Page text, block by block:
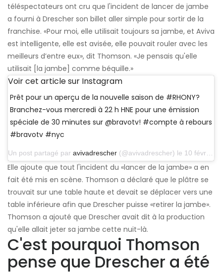
téléspectateurs ont cru que l'incident de lancer de jambe
a fourni à Drescher son billet aller simple pour sortir de la
franchise. «Pour moi, elle utilisait toujours sa jambe, et Aviva
est intelligente, elle est avisée, elle pouvait rouler avec les
meilleurs d’entre eux», dit Thomson. «Je pensais qu'elle
utilisait [la jambe] comme béquille.»
Voir cet article sur Instagram
Prêt pour un aperçu de la nouvelle saison de #RHONY?
Branchez-vous mercredi à 22 h HNE pour une émission
spéciale de 30 minutes sur @bravotv! #compte à rebours
#bravotv #nyc
Un post partagé par avivadrescher (@avivadrescher) le 10 février 2014 à 4h09 PST
Elle ajoute que tout l'incident du «lancer de la jambe» a en
fait été mis en scène. Thomson a déclaré que le plâtre se
trouvait sur une table haute et devait se déplacer vers une
table inférieure afin que Drescher puisse «retirer la jambe».
Thomson a ajouté que Drescher avait dit à la production
qu'elle allait jeter sa jambe cette nuit-là.
C'est pourquoi Thomson
pense que Drescher a été